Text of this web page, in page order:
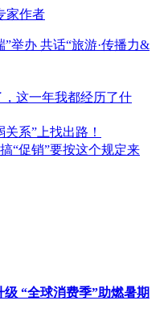
家作者
举办 共话“旅游·传播力&
这一年我都经历了什
系”上找出路！
“促销”要按这个规定来
“全球消费季”助燃暑期